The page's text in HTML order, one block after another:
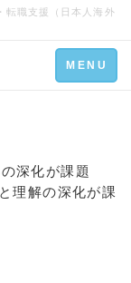
転職支援（日本人海外
Toggle
navigation
MENU
深化が課題
理解の深化が課